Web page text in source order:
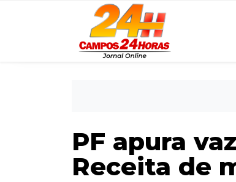
PF apura
Receita de